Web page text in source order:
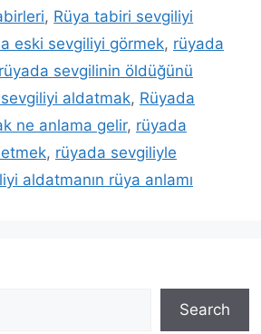
, Rüya tabiri sevgiliyi
eski sevgiliyi görmek, rüyada
rüyada sevgilinin öldüğünü
aldatmak, Rüyada
ne anlama gelir, rüyada
, rüyada sevgiliyle
aldatmanın rüya anlamı
Search